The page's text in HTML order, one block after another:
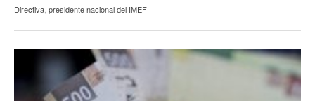
Directiva presidente nacional del IMEF